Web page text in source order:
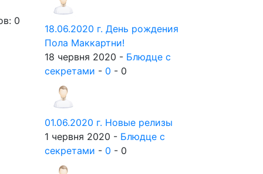
0
18.06.2020 г. День рождения
Пола Маккартни!
18 червня 2020 - Блюдце с
секретами - 0 - 0
01.06.2020 г. Новые релизы
1 червня 2020 - Блюдце с
секретами - 0 - 0